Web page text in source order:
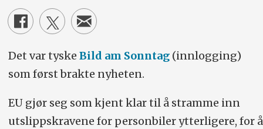
Det var tyske Bild am Sonntag(innlogging)
som først brakte nyheten.
EU gjør seg som kjent klar til å stramme inn
utslippskravene for personbiler ytterligere, for å